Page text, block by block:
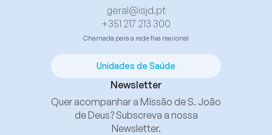
geral@isjd.pt
+351 217 213 300
Chamada para a rede fixa nacional
Unidades de Saúde
Newsletter
Quer acompanhar a Missão de S. João
de Deus? Subscreva a nossa
Newsletter.